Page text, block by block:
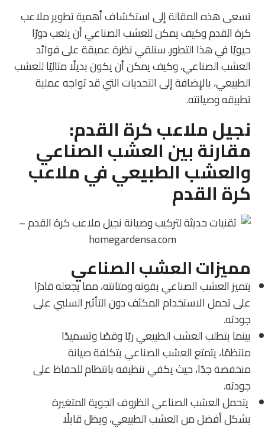
تسعى هذه المقالة إلى استكشاف أهمية تطوير ملاعب
كرة القدم وكيف يمكن للعشب الصناعي أن يلعب دورًا
حيويًا في هذا التطور. سنلقي نظرة عميقة على فوائد
العشب الصناعي، وكيف يمكن أن يكون بديلًا مثاليًا للعشب
الطبيعي، بالإضافة إلى التحديات التي قد تواجه عملية
تطبيقه وصيانته.
نجيل ملاعب كرة القدم:
مقارنة بين العشب الصناعي
والعشب الطبيعي في ملاعب
كرة القدم
مميزات العشب الصناعي
يتميز العشب الصناعي بقوته ومتانته، مما يجعله قادرًا
على تحمل الاستخدام المكثف دون التأثير السلبي على
جودته.
بينما يتطلب العشب الطبيعي ريًا وقصًا وتسميدًا
منتظمًا، يتمتع العشب الصناعي بتكلفة صيانة
منخفضة جدًا، حيث يكفي تنظيفه بانتظام للحفاظ على
جودته.
يتحمل العشب الصناعي الظروف الجوية المتغيرة
بشكل أفضل من العشب الطبيعي، ويظل قابلًا